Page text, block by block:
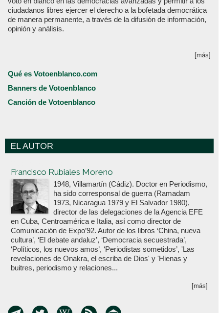
ciudadanos libres ejercer el derecho a la bofetada democrática
de manera permanente, a través de la difusión de información,
opinión y análisis.
[más]
Qué es Votoenblanco.com
Banners de Votoenblanco
Canción de Votoenblanco
EL AUTOR
Francisco Rubiales Moreno
1948, Villamartín (Cádiz). Doctor en Periodismo,
ha sido corresponsal de guerra (Ramadam
1973, Nicaragua 1979 y El Salvador 1980),
director de las delegaciones de la Agencia EFE
en Cuba, Centroamérica e Italia, así como director de
Comunicación de Expo’92. Autor de los libros ‘China, nueva
cultura’, ‘El debate andaluz’, ‘Democracia secuestrada’,
‘Políticos, los nuevos amos’, ‘Periodistas sometidos’, 'Las
revelaciones de Onakra, el escriba de Dios' y 'Hienas y
buitres, periodismo y relaciones...
[más]